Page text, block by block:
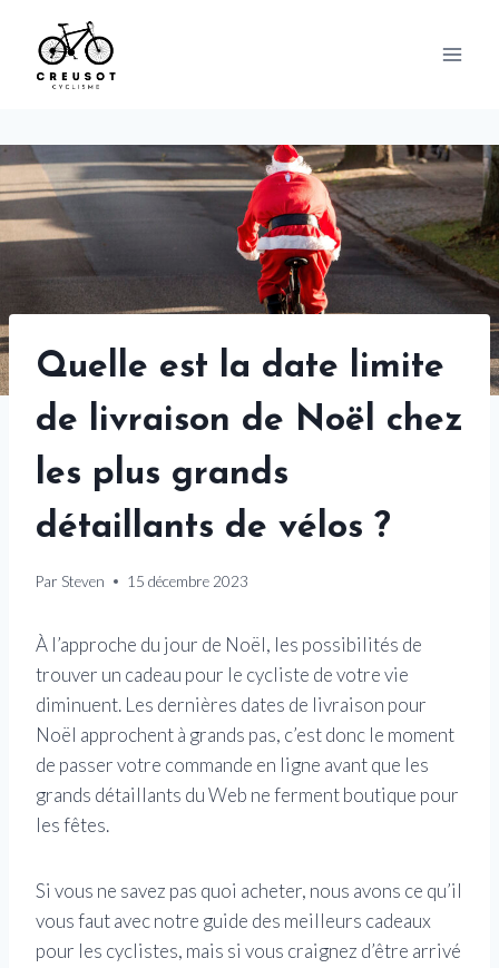
content
Quelle est la date limite
de livraison de Noël chez
les plus grands
détaillants de vélos ?
Par Steven 15 décembre 2023
À l’approche du jour de Noël, les possibilités de
trouver un cadeau pour le cycliste de votre vie
diminuent. Les dernières dates de livraison pour
Noël approchent à grands pas, c’est donc le moment
de passer votre commande en ligne avant que les
grands détaillants du Web ne ferment boutique pour
les fêtes.
Si vous ne savez pas quoi acheter, nous avons ce qu’il
vous faut avec notre guide des meilleurs cadeaux
pour les cyclistes, mais si vous craignez d’être arrivé